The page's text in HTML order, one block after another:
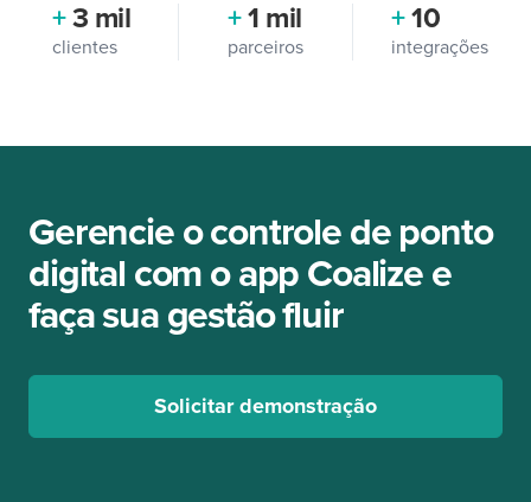
+3 mil
clientes
+1 mil
parceiros
+10
integrações
Gerencie o controle de ponto
digital com o app Coalize e
faça sua gestão fluir
Solicitar demonstração